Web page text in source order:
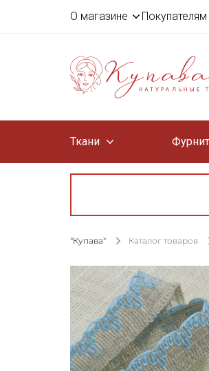
О магазине Покупателям
Ткани
"Купава" Каталог товаров